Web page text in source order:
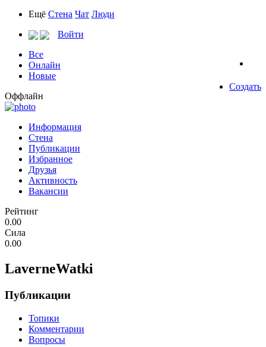
Ещё Стена Чат Люди
Войти
Все
Онлайн
Новые
Создать
Оффлайн
Информация
Стена
Публикации
Избранное
Друзья
Активность
Вакансии
Рейтинг
0.00
Сила
0.00
LaverneWatki
Публикации
Топики
Комментарии
Вопросы